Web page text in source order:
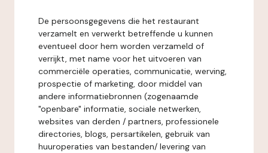
De persoonsgegevens die het restaurant
verzamelt en verwerkt betreffende u kunnen
eventueel door hem worden verzameld of
verrijkt, met name voor het uitvoeren van
commerciële operaties, communicatie, werving,
prospectie of marketing, door middel van
andere informatiebronnen (zogenaamde
"openbare" informatie, sociale netwerken,
websites van derden / partners, professionele
directories, blogs, persartikelen, gebruik van
huuroperaties van bestanden/ levering van